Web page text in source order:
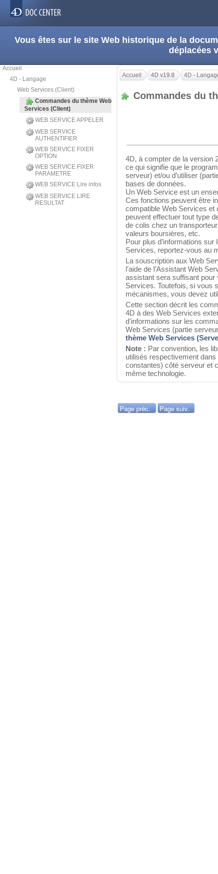
Vous êtes sur le site Web historique de la
déplacées
Accueil
4D - Langage
Web Services (Client)
Commandes du thème Web
Services (Client)
WEB SERVICE APPELER
WEB SERVICE
AUTHENTIFIER
WEB SERVICE FIXER
OPTION
WEB SERVICE FIXER
PARAMETRE
WEB SERVICE Lire infos
WEB SERVICE LIRE
RESULTAT
Accueil 4D v19.8 4D -
Commandes du
4D, à compter de la version
ce qui signifie que le
serveur) et/ou d’utiliser
bases de données.
Un Web Service est un
Ces fonctions peuvent être
compatible Web Services et
peuvent effectuer tout type
de colis chez un
valeurs boursières, etc.
Pour plus d’informations
Services, reportez-vous au
La souscription aux Web
l’aide de l’Assistant Web
assistant sera suffisant pour
Services. Toutefois, si vous
mécanismes, vous devez
Cette section décrit les
4D à des Web Services
d'informations sur les
Web Services (partie
thème Web Services
Note : Par convention, les
utilisés respectivement
constantes) côté serveur et
même technologie.
Page préc. Page suiv.